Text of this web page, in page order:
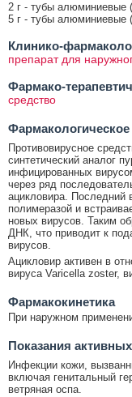
2 г - тубы алюминиевые
5 г - тубы алюминиевые
Клинико-
препарат для
Фармако-
средство
Фармакологическое
Противовирусное
синтетический аналог
инфицированных
через ряд
ацикловира. Последний
полимеразой и
новых вирусов. Таким
ДНК, что приводит к
вирусов.
Ацикловир активен в
вируса Varicella zoster,
Фармакокинетика
При наружном
Показания
Инфекции кожи,
включая генитальный
ветряная оспа.